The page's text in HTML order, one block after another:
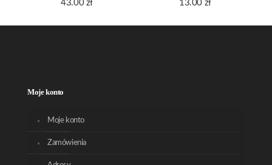
43.00 zł
13.00 zł
Moje konto
Moje konto
Zamówienia